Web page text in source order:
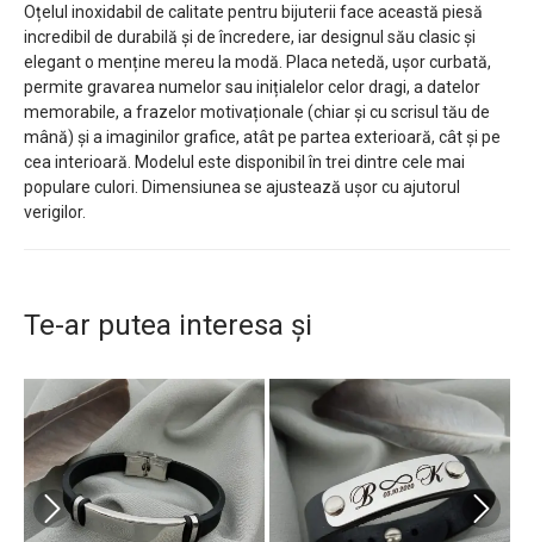
Oțelul inoxidabil de calitate pentru bijuterii face această piesă
incredibil de durabilă și de încredere, iar designul său clasic și
elegant o menține mereu la modă. Placa netedă, ușor curbată,
permite gravarea numelor sau inițialelor celor dragi, a datelor
memorabile, a frazelor motivaționale (chiar și cu scrisul tău de
mână) și a imaginilor grafice, atât pe partea exterioară, cât și pe
cea interioară. Modelul este disponibil în trei dintre cele mai
populare culori. Dimensiunea se ajustează ușor cu ajutorul
verigilor.
Te-ar putea interesa și